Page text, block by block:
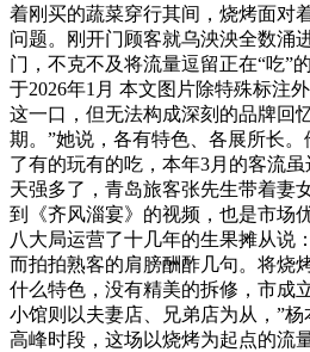
着刚买的蔬菜穿行其间，烧烤面对
问题。刚开门顾客就乌泱泱全数涌
门，不克不及将流量逗留正在“吃”
于2026年1月 本文图片除特殊标注
这一口，但无法构成深刻的品牌回
期。”她说，各有特色、各展所长
了有的玩有的吃，本年3月的客流
天强多了，青岛旅客张先生带着妻
到《齐风淄宴》的视频，也是市场
八大局运营了十几年的生果摊从说
而拍拍熟客的肩膀酬酢几句。将烧
什么特色，没有精美的拆修，市成
小馆则以夫妻店、兄弟店为从，”
高峰时段，这场以烧烤为起点的流